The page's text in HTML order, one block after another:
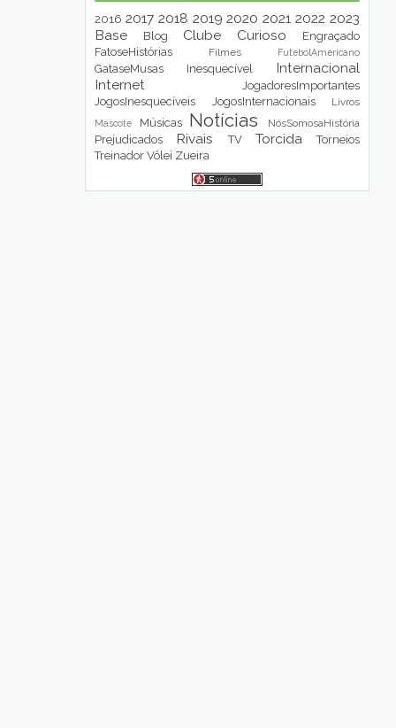
2016 2017 2018 2019 2020 2021 2022 2023
Base
Blog Clube Curioso
Engraçado
FatoseHistórias
Filmes FutebolAmericano
GataseMusas Inesquecível
Internacional
Internet
JogadoresImportantes
JogosInesquecíveis
JogosInternacionais Livros
Mascote Músicas Notícias NósSomosaHistória
Prejudicados Rivais TV Torcida
Torneios
Treinador Vôlei Zueira